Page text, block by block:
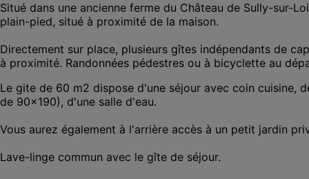
Situé dans une ancienne ferme du Château de Sully-sur-
plain-pied, situé à proximité de la maison.
Directement sur place, plusieurs gîtes indépendants de
à proximité. Randonnées pédestres ou à bicyclette au
Le gite de 60 m2 dispose d'une séjour avec coin cuisine,
de 90x190), d'une salle d'eau.
Vous aurez également à l'arrière accès à un petit jardin
Lave-linge commun avec le gîte de séjour.